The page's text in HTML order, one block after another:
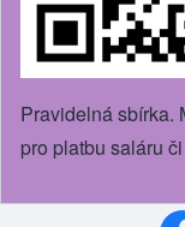
Pravidelná sbírka.
pro platbu saláru